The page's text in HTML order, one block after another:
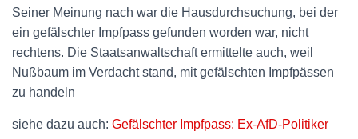
Seiner Meinung nach war die Hausdurchsuchung, bei der
ein gefälschter Impfpass gefunden worden war, nicht
rechtens. Die Staatsanwaltschaft ermittelte auch, weil
Nußbaum im Verdacht stand, mit gefälschten Impfpässen
zu handeln
siehe dazu auch: Gefälschter Impfpass: Ex-AfD-Politiker